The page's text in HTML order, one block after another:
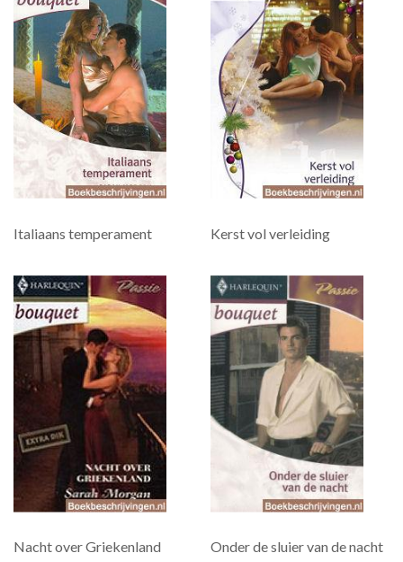
Italiaans temperament Kerst vol verleiding
Nacht over Griekenland Onder de sluier van de nacht